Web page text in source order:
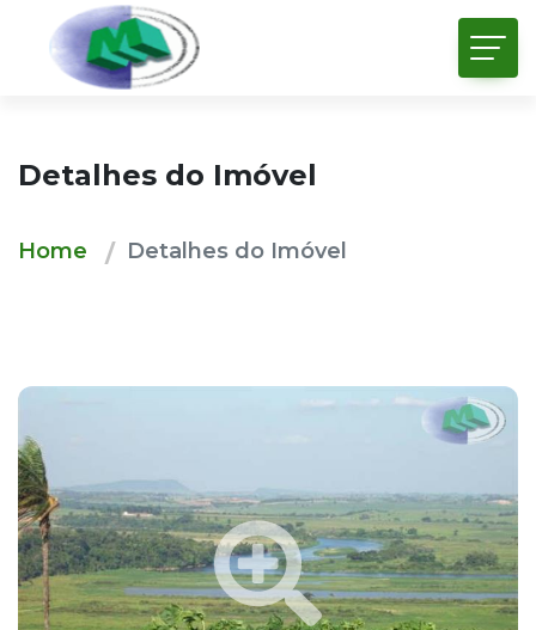
Detalhes do Imóvel
Home Detalhes do Imóvel